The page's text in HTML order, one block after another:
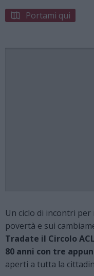
Portami qui
Un ciclo di incontri
povertà e sui
Tradate il Circolo
80 anni con tre
aperti a tutta la